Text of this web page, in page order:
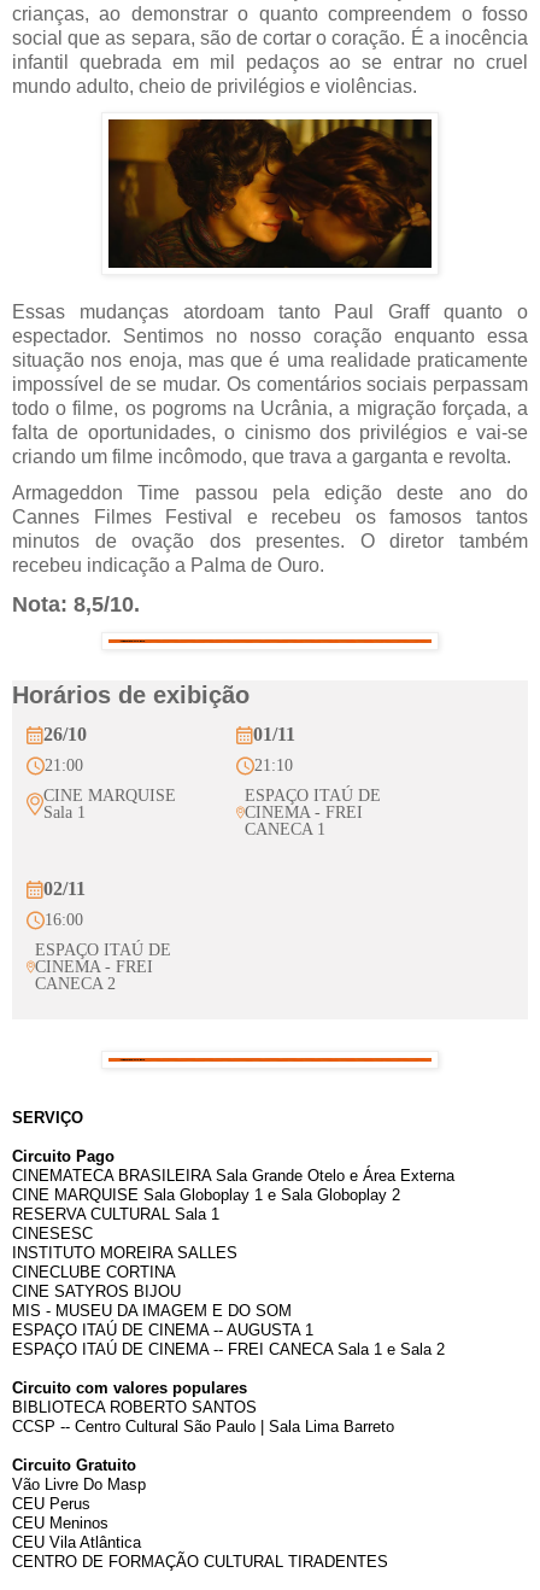
crianças, ao demonstrar o quanto compreendem o fosso
social que as separa, são de cortar o coração. É a inocência
infantil quebrada em mil pedaços ao se entrar no cruel
mundo adulto, cheio de privilégios e violências.
Essas mudanças atordoam tanto Paul Graff quanto o
espectador. Sentimos no nosso coração enquanto essa
situação nos enoja, mas que é uma realidade praticamente
impossível de se mudar. Os comentários sociais perpassam
todo o filme, os pogroms na Ucrânia, a migração forçada, a
falta de oportunidades, o cinismo dos privilégios e vai-se
criando um filme incômodo, que trava a garganta e revolta.
Armageddon Time passou pela edição deste ano do
Cannes Filmes Festival e recebeu os famosos tantos
minutos de ovação dos presentes. O diretor também
recebeu indicação a Palma de Ouro.
Nota: 8,5/10.
Horários de exibição
26/10
21:00
CINE MARQUISE
Sala 1
01/11
21:10
ESPAÇO ITAÚ DE
CINEMA - FREI
CANECA 1
02/11
16:00
ESPAÇO ITAÚ DE
CINEMA - FREI
CANECA 2
SERVIÇO
Circuito Pago
CINEMATECA BRASILEIRA Sala Grande Otelo e Área Externa
CINE MARQUISE Sala Globoplay 1 e Sala Globoplay 2
RESERVA CULTURAL Sala 1
CINESESC
INSTITUTO MOREIRA SALLES
CINECLUBE CORTINA
CINE SATYROS BIJOU
MIS - MUSEU DA IMAGEM E DO SOM
ESPAÇO ITAÚ DE CINEMA -- AUGUSTA 1
ESPAÇO ITAÚ DE CINEMA -- FREI CANECA Sala 1 e Sala 2
Circuito com valores populares
BIBLIOTECA ROBERTO SANTOS
CCSP -- Centro Cultural São Paulo | Sala Lima Barreto
Circuito Gratuito
Vão Livre Do Masp
CEU Perus
CEU Meninos
CEU Vila Atlântica
CENTRO DE FORMAÇÃO CULTURAL TIRADENTES